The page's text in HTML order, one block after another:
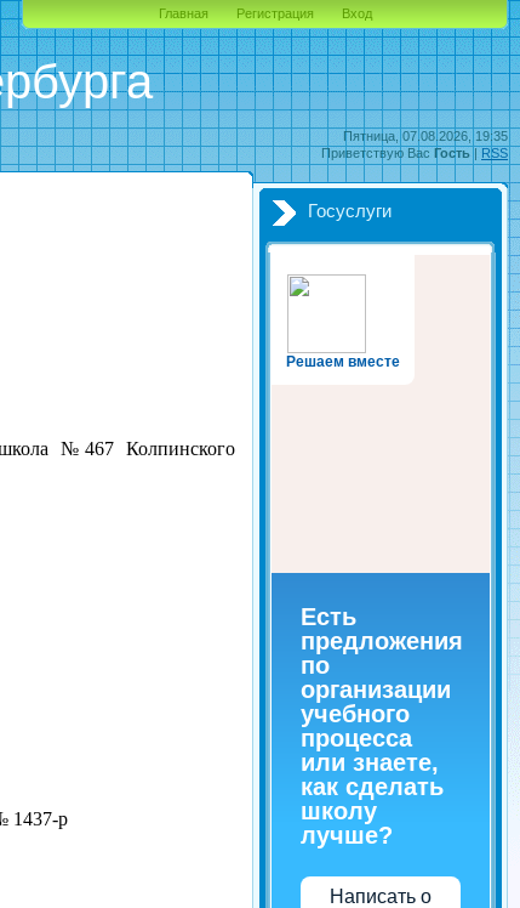
Пятница, 07.08.2026, 19:35
Приветствую Вас Гость | RSS
Главная Регистрация Вход
школа №467 Колпинского
1437-р
Госуслуги
Решаем вместе
Есть
предложения
по
организации
учебного
процесса
или знаете,
как сделать
школу
лучше?
Написать о